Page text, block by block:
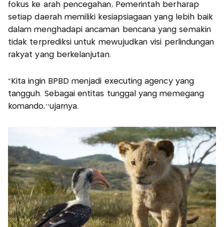
fokus ke arah pencegahan, Pemerintah berharap
setiap daerah memiliki kesiapsiagaan yang lebih baik
dalam menghadapi ancaman bencana yang semakin
tidak terprediksi untuk mewujudkan visi perlindungan
rakyat yang berkelanjutan.
“Kita ingin BPBD menjadi executing agency yang
tangguh. Sebagai entitas tunggal yang memegang
komando,''ujarnya.